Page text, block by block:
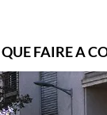
QUE FAIRE A